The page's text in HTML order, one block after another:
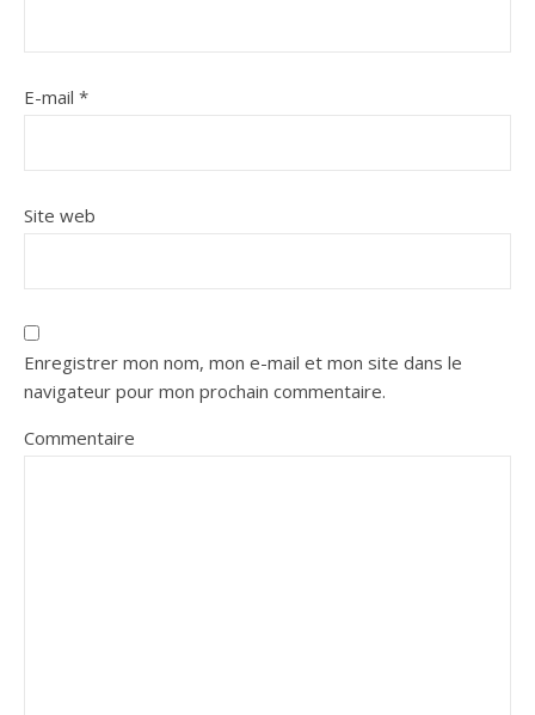
E-mail *
Site web
Enregistrer mon nom, mon e-mail et mon site dans le
navigateur pour mon prochain commentaire.
Commentaire